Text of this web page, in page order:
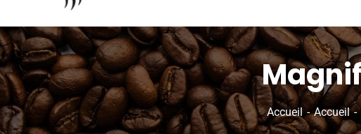
Accueil Accueil